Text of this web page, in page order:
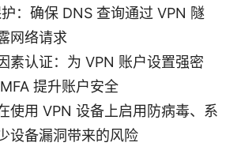
：确保 DNS 查询通过 VPN 隧
网络请求
素认证：为 VPN 账户设置强密
提升账户安全
使用 VPN 设备上启用防病毒、系
设备漏洞带来的风险